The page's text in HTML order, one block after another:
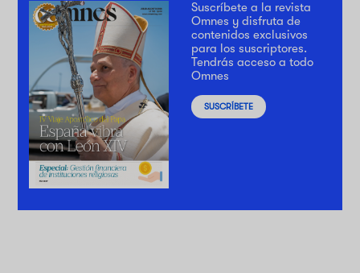
Suscríbete a la revista
Omnes y disfruta de
contenidos exclusivos
para los suscriptores.
Tendrás acceso a todo
Omnes
SUSCRÍBETE